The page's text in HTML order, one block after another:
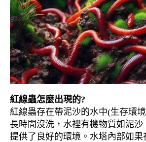
紅線蟲怎麼出現的?
紅線蟲存在帶泥沙的水中(生存環
長時間沒洗，水裡有機物質如泥沙
提供了良好的環境。水塔內部如果